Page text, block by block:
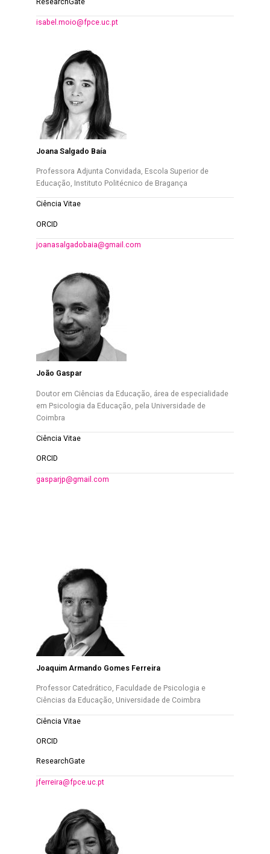
isabel.moio@fpce.uc.pt
Joana Salgado Baía
Professora Adjunta Convidada, Escola Superior de
Educação, Instituto Politécnico de Bragança
Ciência Vitae
ORCID
joanasalgadobaia@gmail.com
João Gaspar
Doutor em Ciências da Educação, área de especialidade
em Psicologia da Educação, pela Universidade de
Coimbra
Ciência Vitae
ORCID
gasparjp@gmail.com
Joaquim Armando Gomes Ferreira
Professor Catedrático, Faculdade de Psicologia e
Ciências da Educação, Universidade de Coimbra
Ciência Vitae
ORCID
ResearchGate
jferreira@fpce.uc.pt